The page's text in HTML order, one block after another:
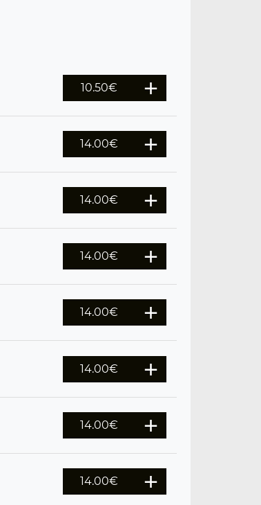
10.50€
14.00€
14.00€
14.00€
14.00€
14.00€
14.00€
14.00€